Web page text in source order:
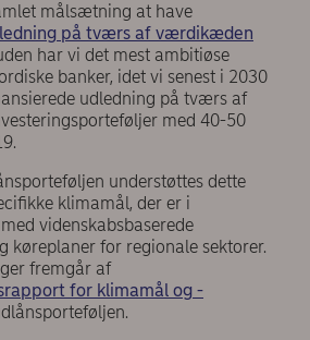
målsætning at have
på tværs af værdikæden
har vi det mest ambitiøse
banker, idet vi senest i 2030
udledning på tværs af
med 40-50
understøttes dette
klimamål, der er i
videnskabsbaserede
køreplaner for regionale sektorer.
fremgår af
for klimamål og -